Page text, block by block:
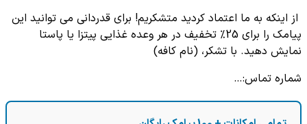
از اینکه به ما اعتماد کردید متشکریم! برای قدردانی می توانید این
پیامک را برای 25% تخفیف در هر وعده غذایی پیتزا یا پاستا
نمایش دهید. با تشکر، (نام کافه)
شماره تماس:…